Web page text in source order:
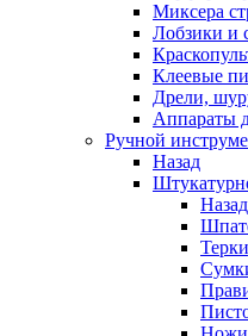
Миксера
Лобзики и
Клеевые
Дрели,
Аппараты
Ручной
Назад
Назад